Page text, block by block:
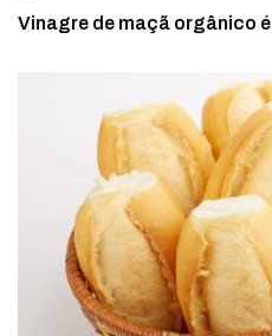
Vinagre de maçã orgânico